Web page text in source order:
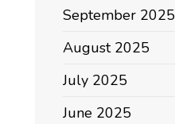
September 2025
August 2025
July 2025
June 2025